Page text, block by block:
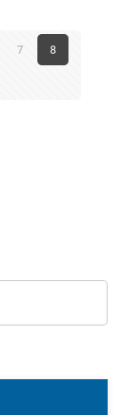
7 8